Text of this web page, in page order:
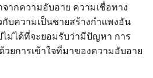
ากความอับอาย ความเชื่อทาง
บความเป็นชายสร้างกำแพงอัน
ไม่ได้ที่จะยอมรับว่ามีปัญหา การ
วยการเข้าใจที่มาของความอับอาย